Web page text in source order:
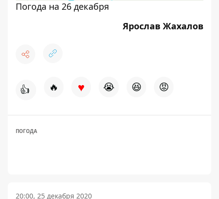
Погода на 26 декабря
Ярослав Жахалов
👍 🔥 ♥ 😭 😆 😡
ПОГОДА
20:00, 25 декабря 2020